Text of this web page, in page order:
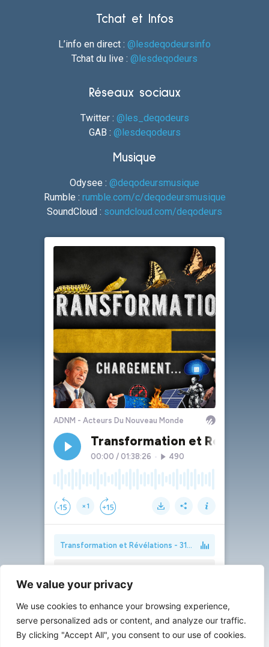
We value your privacy
We use cookies to enhance your browsing experience,
serve personalized ads or content, and analyze our traffic.
By clicking "Accept All", you consent to our use of cookies.
Tchat et Infos
L’info en direct : @lesdeqodeursinfo
Tchat du live : @lesdeqodeurs
Réseaux sociaux
Twitter : @les_deqodeurs
GAB : @lesdeqodeurs
Musique
Odysee : @deqodeursmusique
Rumble : rumble.com/c/deqodeursmusique
SoundCloud : soundcloud.com/deqodeurs